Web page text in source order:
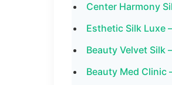
Center Harmony
Esthetic Silk Luxe
Beauty Velvet
Beauty Med